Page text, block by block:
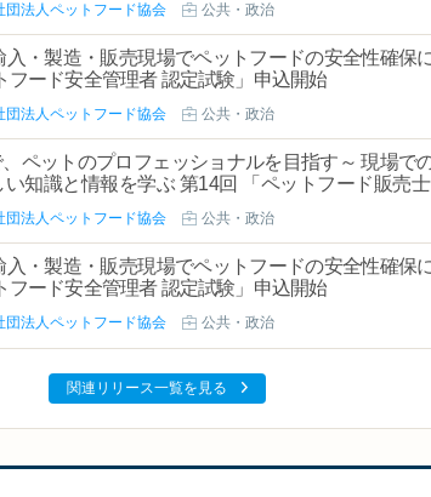
団法人ペットフード協会 公共・政治
・製造・販売現場でペットフードの安全性確保
フード安全管理者 認定試験」申込開始
団法人ペットフード協会 公共・政治
ペットのプロフェッショナルを目指す～ 現場で
知識と情報を学ぶ 第14回 「ペットフード販売士
団法人ペットフード協会 公共・政治
・製造・販売現場でペットフードの安全性確保
フード安全管理者 認定試験」申込開始
団法人ペットフード協会 公共・政治
関連リリース一覧を見る